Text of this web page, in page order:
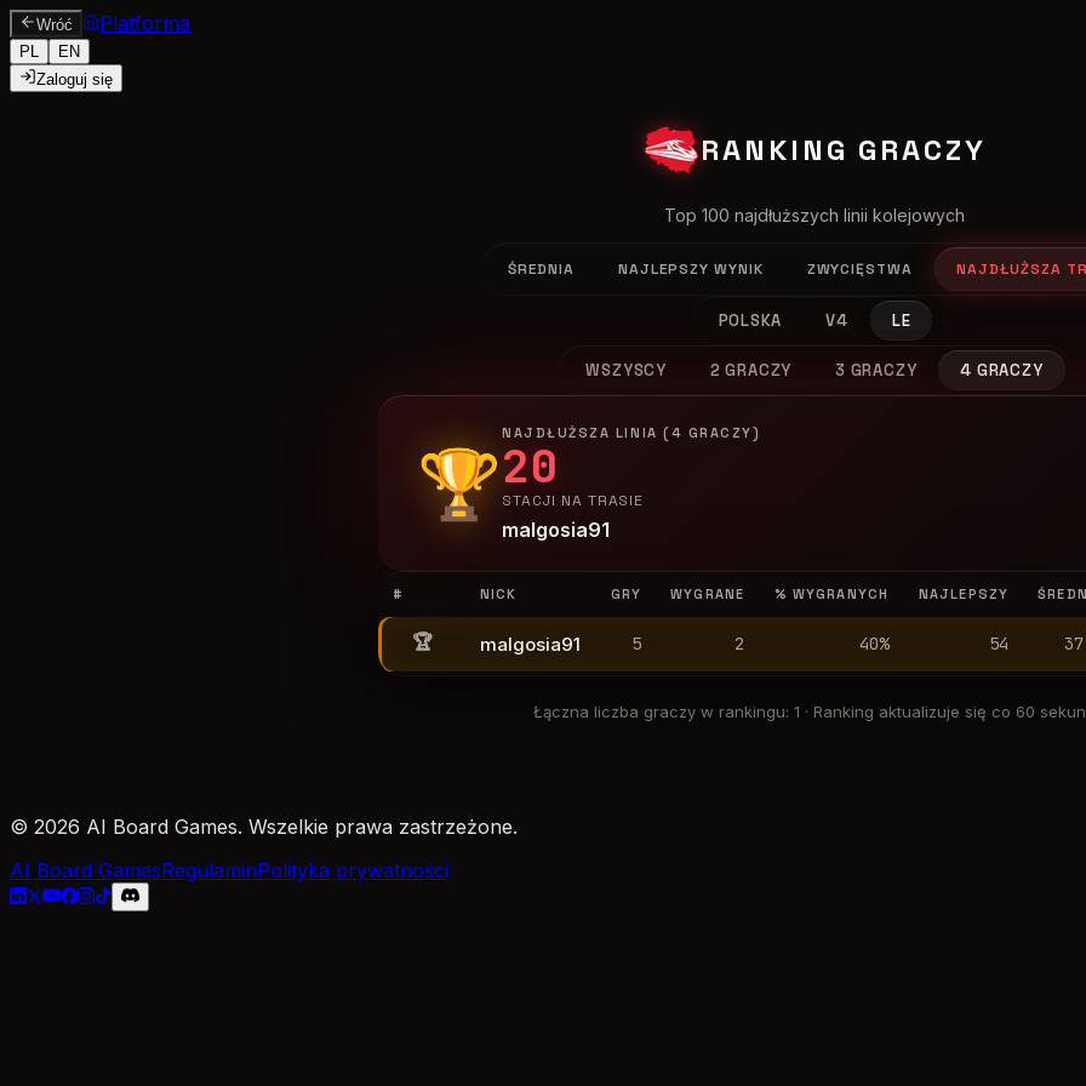
Wróć Platforma
PL
EN
Zaloguj się
RANKING GRACZY
Top 100 najdłuższych linii kolejowych
ŚREDNIA NAJLEPSZY WYNIK ZWYCIĘSTWA NAJDŁUŻSZA
POLSKA V4 LE
WSZYSCY 2 GRACZY 3 GRACZY 4 GRACZY
🏆
NAJDŁUŻSZA LINIA (4 GRACZY)
20
STACJI NA TRASIE
malgosia91
# NICK GRY WYGRANE % WYGRANYCH NAJLEPSZY
🏆 malgosia91 5 2 40% 54
Łączna liczba graczy w rankingu: 1 · Ranking aktualizuje się co 60
© 2026 AI Board Games. Wszelkie prawa zastrzeżone.
AI Board GamesRegulaminPolityka prywatności